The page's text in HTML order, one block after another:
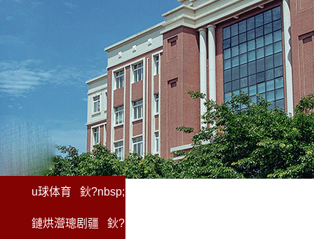
u球体育 鈥?nbsp;
鏈烘瀯璁剧疆 鈥?